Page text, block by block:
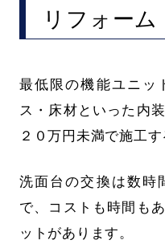
リフォーム
最低限の機能ユニッ
ス・床材といった内
２０万円未満で施工す
洗面台の交換は数時
で、コストも時間も
ットがあります。